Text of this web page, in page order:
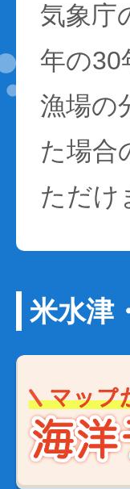
気象庁
年の30
漁場の
た場合
ただけ
米水津